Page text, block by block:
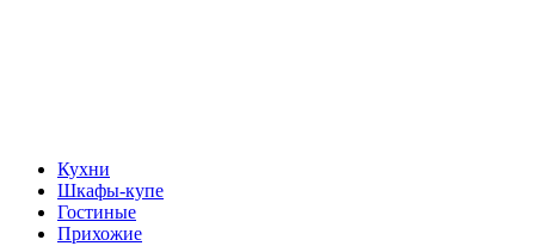
Кухни
Шкафы-купе
Гостиные
Прихожие